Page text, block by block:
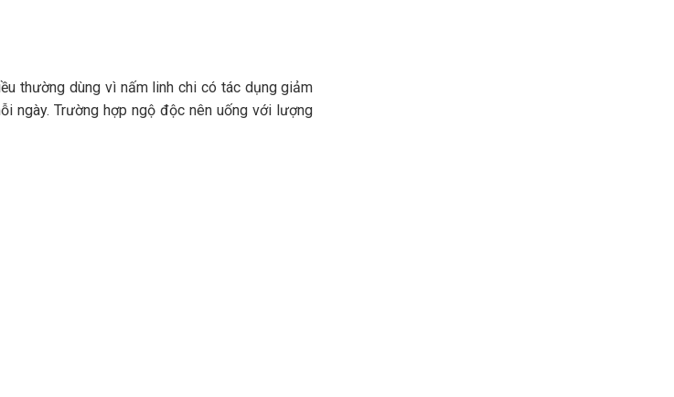
thường dùng vì nấm linh chi có tác dụng giảm
ngày. Trường hợp ngộ độc nên uống với lượng